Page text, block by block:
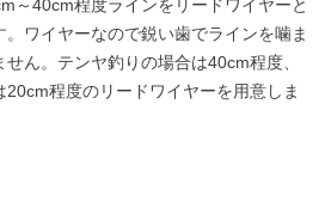
～40cm程度ラインをリードワイヤーと
ワイヤーなので鋭い歯でラインを噛ま
ん。テンヤ釣りの場合は40cm程度、
程度のリードワイヤーを用意しま